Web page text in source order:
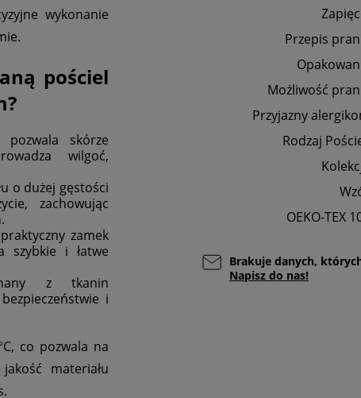
wykonanie
pościel
pozwala skórze
wilgoć,
o dużej gęstości
zachowując
zamek
szybkie i łatwe
z tkanin
i
co pozwala na
materiału
Przepis
Możliwość
Przyjazny
Rodzaj
OEKO-TEX
Brakuje danych,
Napisz do nas!